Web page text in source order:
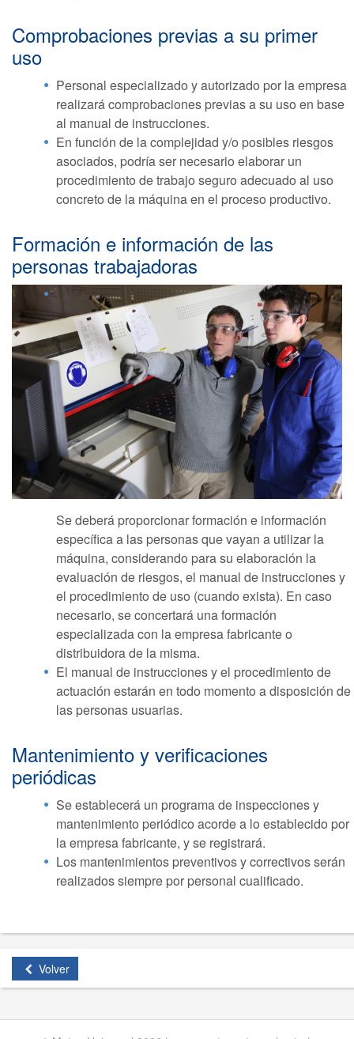
Comprobaciones previas a su primer
uso
Personal especializado y autorizado por la empresa
realizará comprobaciones previas a su uso en base
al manual de instrucciones.
En función de la complejidad y/o posibles riesgos
asociados, podría ser necesario elaborar un
procedimiento de trabajo seguro adecuado al uso
concreto de la máquina en el proceso productivo.
Formación e información de las
personas trabajadoras
Se deberá proporcionar formación e información
específica a las personas que vayan a utilizar la
máquina, considerando para su elaboración la
evaluación de riesgos, el manual de instrucciones y
el procedimiento de uso (cuando exista). En caso
necesario, se concertará una formación
especializada con la empresa fabricante o
distribuidora de la misma.
El manual de instrucciones y el procedimiento de
actuación estarán en todo momento a disposición de
las personas usuarias.
Mantenimiento y verificaciones
periódicas
Se establecerá un programa de inspecciones y
mantenimiento periódico acorde a lo establecido por
la empresa fabricante, y se registrará.
Los mantenimientos preventivos y correctivos serán
realizados siempre por personal cualificado.
Volver